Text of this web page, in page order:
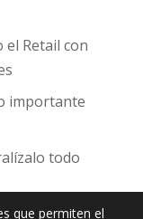
Retail con
importante
todo
que permiten el